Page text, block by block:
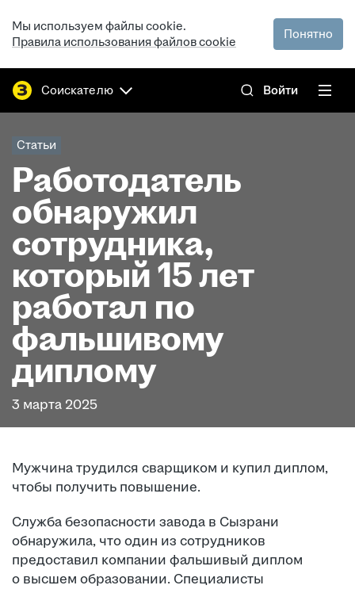
Мы используем файлы cookie.
Правила использования файлов cookie
Понятно
Соискателю Войти
Статьи
Работодатель
обнаружил
сотрудника,
который 15 лет
работал по
фальшивому
диплому
3 марта 2025
Мужчина трудился сварщиком и купил диплом,
чтобы получить повышение.
Служба безопасности завода в Сызрани
обнаружила, что один из сотрудников
предоставил компании фальшивый диплом
о высшем образовании. Специалисты